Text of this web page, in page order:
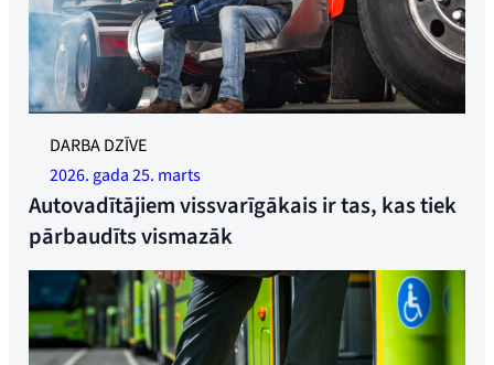
DARBA DZĪVE
2026. gada 25. marts
Autovadītājiem vissvarīgākais ir tas, kas tiek
pārbaudīts vismazāk